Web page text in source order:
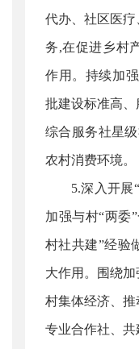
代办、社区医
务,在促进乡村
作用。持续加
批建设标准高
综合服务社星
农村消费环境。
5.深入开展
加强与村“两委
村社共建”经验
大作用。围绕
村集体经济、
专业合作社、